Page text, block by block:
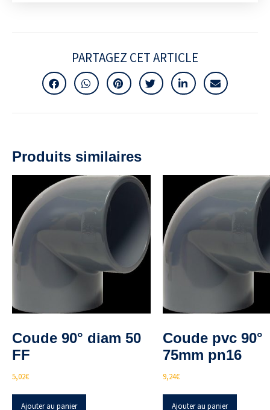
PARTAGEZ CET ARTICLE
Produits similaires
Coude 90° diam 50
FF
5,02€
Ajouter au panier
Coude pvc 90°
75mm pn16
9,24€
Ajouter au panier